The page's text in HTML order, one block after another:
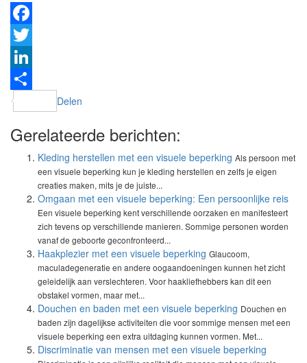
Facebook
Twitter
LinkedIn
Delen
Gerelateerde berichten:
Kleding herstellen met een visuele beperking Als persoon met
een visuele beperking kun je kleding herstellen en zelfs je eigen
creaties maken, mits je de juiste...
Omgaan met een visuele beperking: Een persoonlijke reis
Een visuele beperking kent verschillende oorzaken en manifesteert
zich tevens op verschillende manieren. Sommige personen worden
vanaf de geboorte geconfronteerd...
Haakplezier met een visuele beperking Glaucoom,
maculadegeneratie en andere oogaandoeningen kunnen het zicht
geleidelijk aan verslechteren. Voor haakliefhebbers kan dit een
obstakel vormen, maar met...
Douchen en baden met een visuele beperking Douchen en
baden zijn dagelijkse activiteiten die voor sommige mensen met een
visuele beperking een extra uitdaging kunnen vormen. Met...
Discriminatie van mensen met een visuele beperking